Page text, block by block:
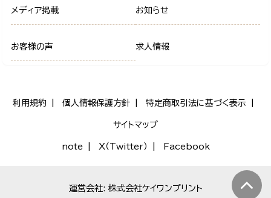
メディア掲載 お知らせ
お客様の声 求人情報
利用規約 個人情報保護方針 特定商取引法に基づく表示
サイトマップ
note X（Twitter） Facebook
運営会社: 株式会社ケイワンプリント